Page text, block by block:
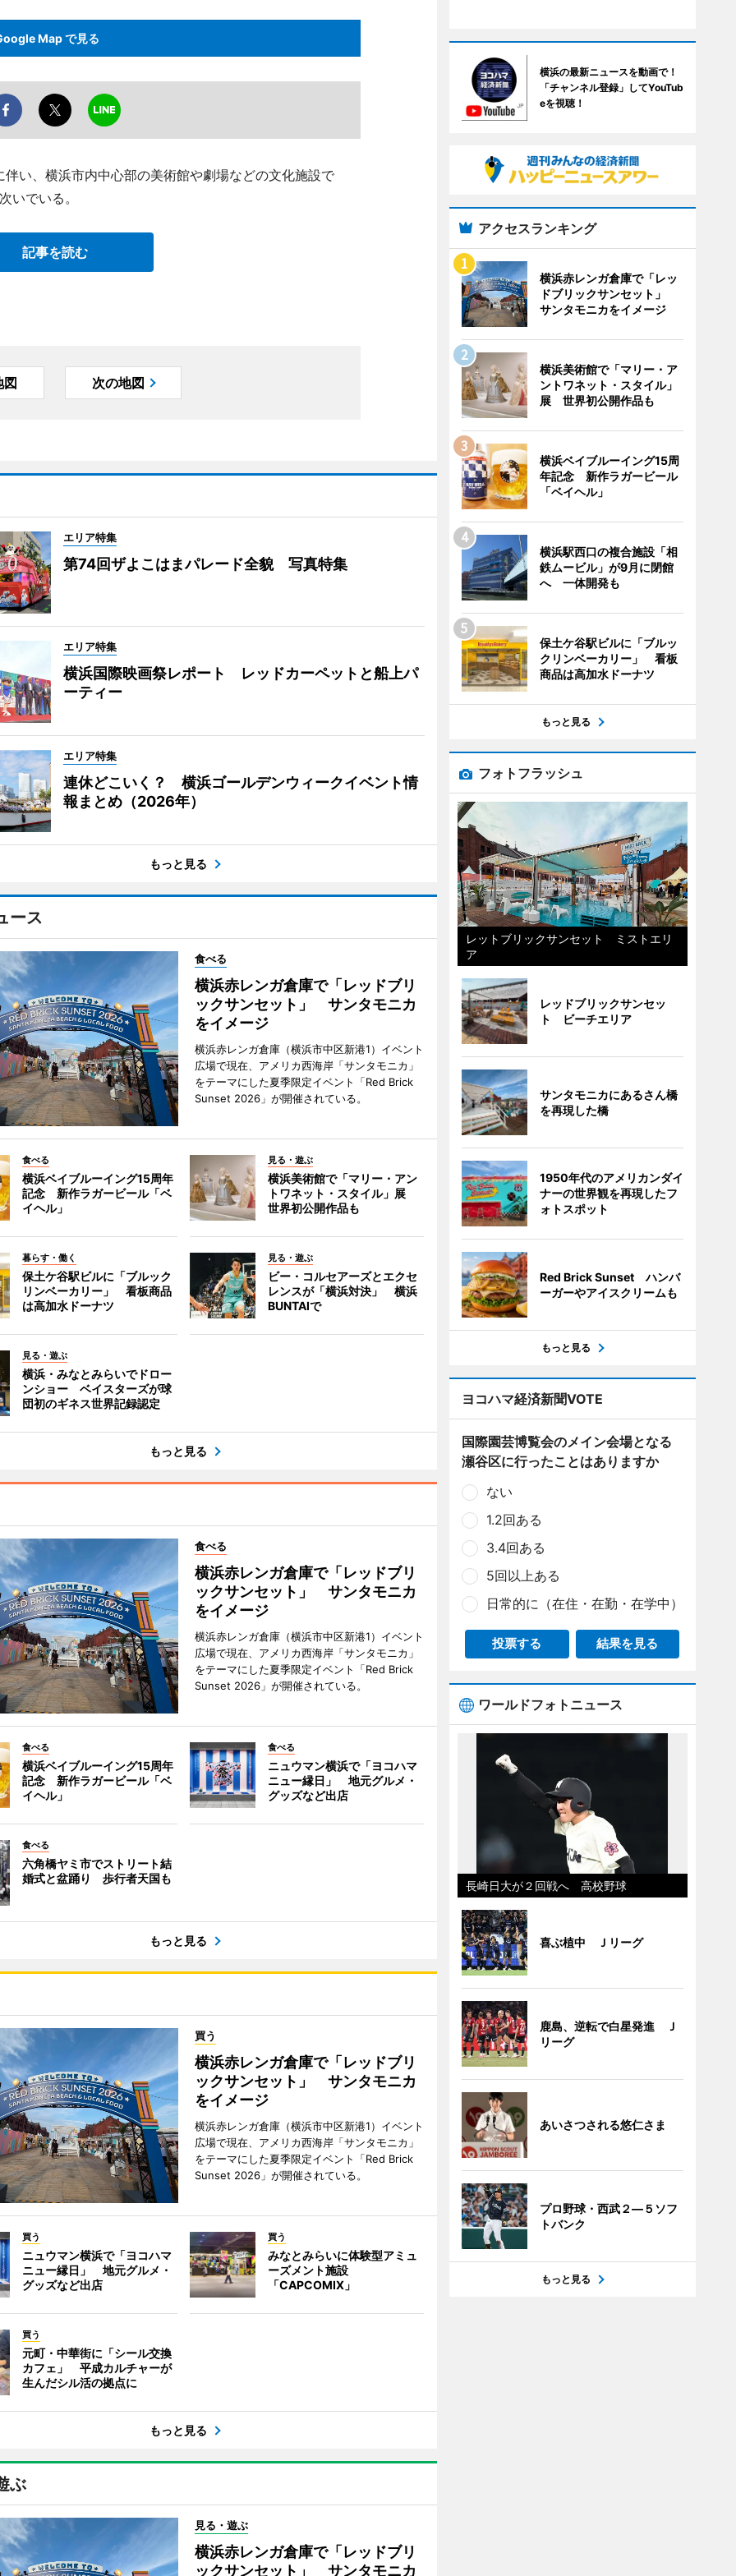
Map で見る
い、横浜市内中心部の美術館や劇場などの文化施設で
いでいる。
記事を読む
図 次の地図
エリア特集
第74回ザよこはまパレード全貌 写真特集
エリア特集
横浜国際映画祭レポート レッドカーペットと船上パ
ーティー
エリア特集
連休どこいく？ 横浜ゴールデンウィークイベント情
報まとめ（2026年）
もっと見る
ース
食べる
横浜赤レンガ倉庫で「レッドブリ
ックサンセット」 サンタモニカ
をイメージ
横浜赤レンガ倉庫（横浜市中区新港1）イベント
広場で現在、アメリカ西海岸「サンタモニカ」
をテーマにした夏季限定イベント「Red Brick
Sunset 2026」が開催されている。
食べる
横浜ベイブルーイング15周年
記念 新作ラガービール「ベ
イヘル」
見る・遊ぶ
横浜美術館で「マリー・アン
トワネット・スタイル」展
世界初公開作品も
暮らす・働く
保土ケ谷駅ビルに「ブルック
リンベーカリー」 看板商品
は高加水ドーナツ
見る・遊ぶ
ビー・コルセアーズとエクセ
レンスが「横浜対決」 横浜
BUNTAIで
見る・遊ぶ
横浜・みなとみらいでドロー
ンショー ベイスターズが球
団初のギネス世界記録認定
もっと見る
食べる
横浜赤レンガ倉庫で「レッドブリ
ックサンセット」 サンタモニカ
をイメージ
横浜赤レンガ倉庫（横浜市中区新港1）イベント
広場で現在、アメリカ西海岸「サンタモニカ」
をテーマにした夏季限定イベント「Red Brick
Sunset 2026」が開催されている。
食べる
横浜ベイブルーイング15周年
記念 新作ラガービール「ベ
イヘル」
食べる
ニュウマン横浜で「ヨコハマ
ニュー縁日」 地元グルメ・
グッズなど出店
食べる
六角橋ヤミ市でストリート結
婚式と盆踊り 歩行者天国も
もっと見る
買う
横浜赤レンガ倉庫で「レッドブリ
ックサンセット」 サンタモニカ
をイメージ
横浜赤レンガ倉庫（横浜市中区新港1）イベント
広場で現在、アメリカ西海岸「サンタモニカ」
をテーマにした夏季限定イベント「Red Brick
Sunset 2026」が開催されている。
買う
ニュウマン横浜で「ヨコハマ
ニュー縁日」 地元グルメ・
グッズなど出店
買う
みなとみらいに体験型アミュ
ーズメント施設
「CAPCOMIX」
買う
元町・中華街に「シール交換
カフェ」 平成カルチャーが
生んだシル活の拠点に
もっと見る
ぶ
見る・遊ぶ
横浜赤レンガ倉庫で「レッドブリ
ックサンセット」 サンタモニカ
横浜の最新ニュースを動画で！
「チャンネル登録」してYouTub
eを視聴！
アクセスランキング
横浜赤レンガ倉庫で「レッ
ドブリックサンセット」
サンタモニカをイメージ
横浜美術館で「マリー・ア
ントワネット・スタイル」
展 世界初公開作品も
横浜ベイブルーイング15周
年記念 新作ラガービール
「ベイヘル」
横浜駅西口の複合施設「相
鉄ムービル」が9月に閉館
へ 一体開発も
保土ケ谷駅ビルに「ブルッ
クリンベーカリー」 看板
商品は高加水ドーナツ
もっと見る
フォトフラッシュ
レットブリックサンセット ミストエリ
ア
レッドブリックサンセッ
ト ビーチエリア
サンタモニカにあるさん橋
を再現した橋
1950年代のアメリカンダイ
ナーの世界観を再現したフ
ォトスポット
Red Brick Sunset ハンバ
ーガーやアイスクリームも
もっと見る
ヨコハマ経済新聞VOTE
国際園芸博覧会のメイン会場となる
瀬谷区に行ったことはありますか
ない
1.2回ある
3.4回ある
5回以上ある
日常的に（在住・在勤・在学中）
投票する 結果を見る
ワールドフォトニュース
長崎日大が２回戦へ 高校野球
喜ぶ植中 Ｊリーグ
鹿島、逆転で白星発進 Ｊ
リーグ
あいさつされる悠仁さま
プロ野球・西武２―５ソフ
トバンク
もっと見る